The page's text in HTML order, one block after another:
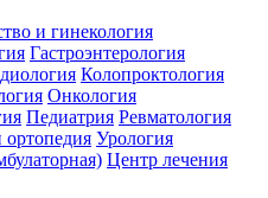
и гинекология
Гастроэнтерология
Колопроктология
Онкология
Педиатрия Ревматология
ортопедия Урология
Центр лечения